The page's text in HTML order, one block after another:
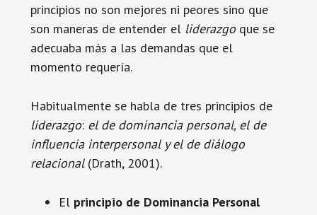
principios no son mejores ni peores sino que
son maneras de entender el liderazgoque se
adecuaba más a las demandas que el
momento requería.
Habitualmente se habla de tres principios de
liderazgo: el de dominancia personal, el de
influencia interpersonal y el de diálogo
relacional(Drath, 2001).
El principio de Dominancia Personal